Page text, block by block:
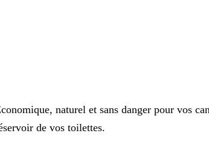
naturel et sans danger pour vos
de vos toilettes.